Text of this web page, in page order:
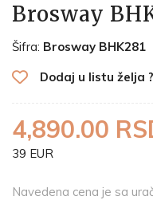
Brosway
Šifra: Brosway BHK281
Dodaj u listu želja ?
4,890.00
39 EUR
Navedena cena je sa